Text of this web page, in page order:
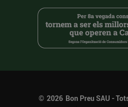
© 2026 Bon Preu SAU -